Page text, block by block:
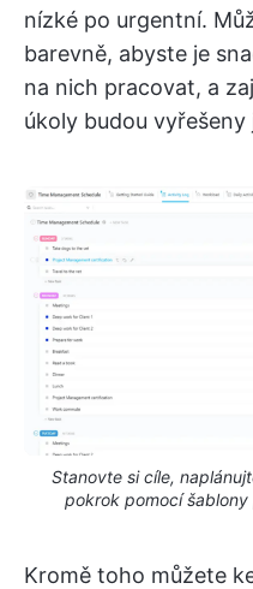
nízké po urgentní.
barevně, abyste je
na nich pracovat, a
úkoly budou vyřešeny
Stanovte si cíle,
pokrok pomocí
Kromě toho můžete